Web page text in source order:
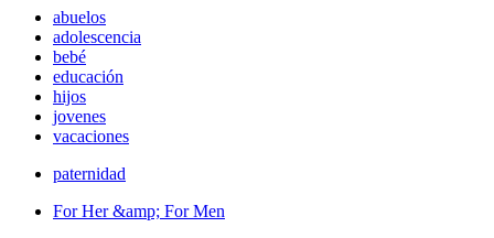
abuelos
adolescencia
bebé
educación
hijos
jovenes
vacaciones
paternidad
For Her &amp; For Men